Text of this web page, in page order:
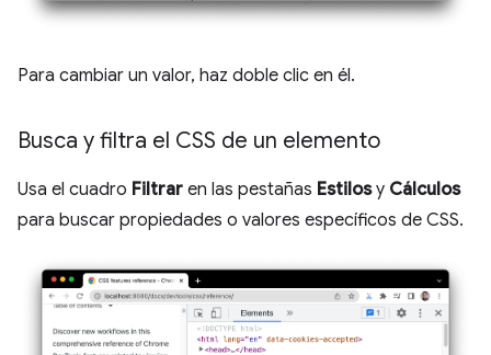
Para cambiar un valor, haz doble clic en él.
Busca y filtra el CSS de un elemento
Usa el cuadro Filtrar en las pestañas Estilosy Cálculos
para buscar propiedades o valores específicos de CSS.